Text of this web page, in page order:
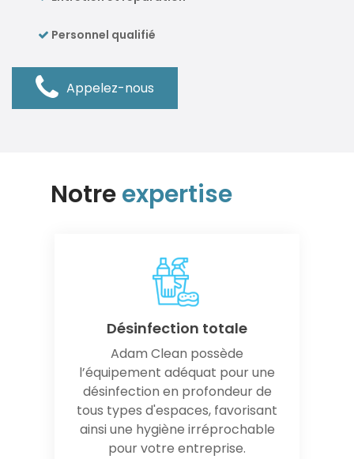
Personnel qualifié
Appelez-nous
Notreexpertise
Désinfection totale
Adam Clean possède
l’équipement adéquat pour une
désinfection en profondeur de
tous types d'espaces, favorisant
ainsi une hygiène irréprochable
pour votre entreprise.